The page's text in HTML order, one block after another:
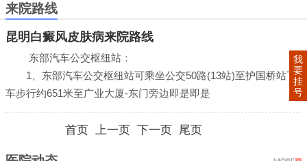
来院路线
昆明白癜风皮肤病来院路线
东部汽车公交枢纽站：
1、东部汽车公交枢纽站可乘坐公交50路(13站)至护国桥站下
车步行约651米至广业大厦-东门旁边即是即是
2、东部汽...详情>
首页 上一页 下一页 尾页
我
要
挂
号